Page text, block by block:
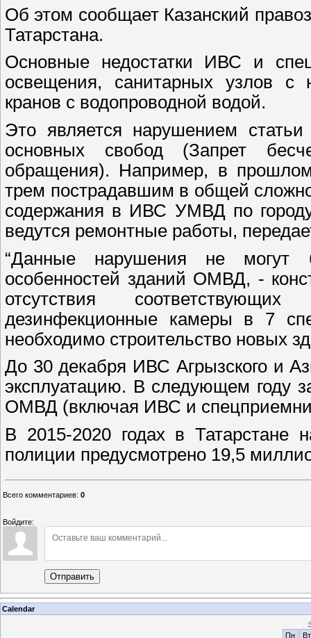
Об этом сообщает Казанский
Татарстана.
Основные недостатки ИВС и
освещения, санитарных узлов с
кранов с водопроводной водой.
Это является нарушением
основных свобод (Запрет
обращения). Например, в
трем пострадавшим в общей
содержания в ИВС УМВД по
ведутся ремонтные работы,
“Данные нарушения не могут
особенностей зданий ОМВД, -
отсутствия
дезинфекционные камеры в 7
необходимо строительство новых
До 30 декабря ИВС Агрызского и
эксплуатацию. В следующем году
ОМВД (включая ИВС и
В 2015-2020 годах в Татарстане
полиции предусмотрено 19,5
Всего комментариев: 0
Войдите:
Отправить
Calendar
Пн
Вт